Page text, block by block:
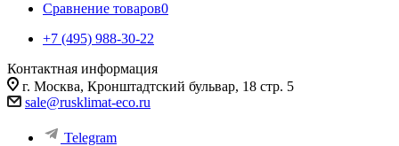
Сравнение товаров0
+7 (495) 988-30-22
Контактная информация
г. Москва, Кронштадтский бульвар, 18 стр. 5
sale@rusklimat-eco.ru
Telegram